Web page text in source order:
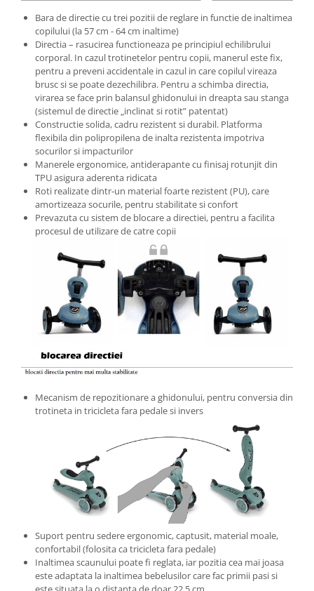
Bara de directie cu trei pozitii de reglare in functie de inaltimea
copilului (la 57 cm - 64 cm inaltime)
Directia – rasucirea functioneaza pe principiul echilibrului
corporal. In cazul trotinetelor pentru copii, manerul este fix,
pentru a preveni accidentale in cazul in care copilul vireaza
brusc si se poate dezechilibra. Pentru a schimba directia,
virarea se face prin balansul ghidonului in dreapta sau stanga
(sistemul de directie „inclinat si rotit” patentat)
Constructie solida, cadru rezistent si durabil. Platforma
flexibila din polipropilena de inalta rezistenta impotriva
socurilor si impacturilor
Manerele ergonomice, antiderapante cu finisaj rotunjit din
TPU asigura aderenta ridicata
Roti realizate dintr-un material foarte rezistent (PU), care
amortizeaza socurile, pentru stabilitate si confort
Prevazuta cu sistem de blocare a directiei, pentru a facilita
procesul de utilizare de catre copii
Mecanism de repozitionare a ghidonului, pentru conversia din
trotineta in tricicleta fara pedale si invers
Suport pentru sedere ergonomic, captusit, material moale,
confortabil (folosita ca tricicleta fara pedale)
Inaltimea scaunului poate fi reglata, iar pozitia cea mai joasa
este adaptata la inaltimea bebelusilor care fac primii pasi si